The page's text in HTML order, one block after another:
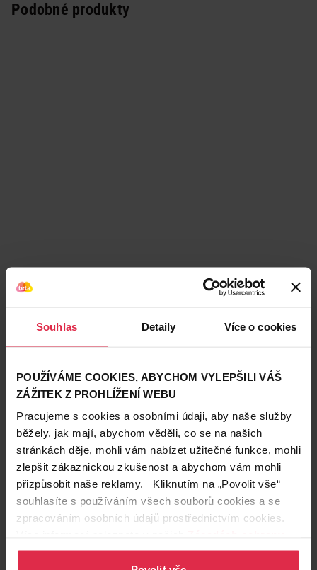
Souhlas Detaily Více o cookies
POUŽÍVÁME COOKIES, ABYCHOM VYLEPŠILI VÁŠ
ZÁŽITEK Z PROHLÍŽENÍ WEBU
Pracujeme s cookies a osobními údaji, aby naše služby
běžely, jak mají, abychom věděli, co se na našich
stránkách děje, mohli vám nabízet užitečné funkce, mohli
zlepšit zákaznickou zkušenost a abychom vám mohli
přizpůsobit naše reklamy. Kliknutím na „Povolit vše“
souhlasíte s používáním všech souborů cookies a se
zpracováním osobních údajů prostřednictvím cookies.
osobních údajů.
Podobné produkty
Hodnocení produktu
4.7/ 5
Anonym
29. 9. 2025
Jediná nevýhoda je to
že ten bambus na těch tyčinkách se snadno
a lehce zlomí
takže člověk musí dávat pozor…